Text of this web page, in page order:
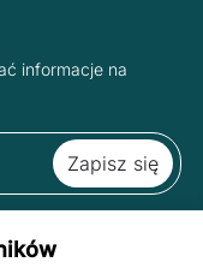
informacje na